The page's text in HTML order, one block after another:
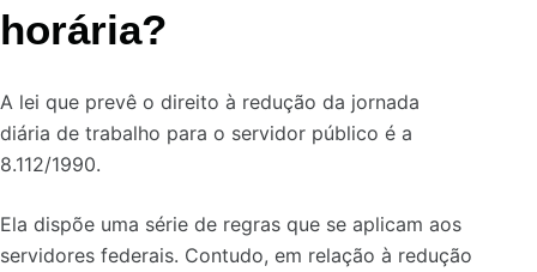
horária?
A lei que prevê o direito à redução da jornada
diária de trabalho para o servidor público é a
8.112/1990.
Ela dispõe uma série de regras que se aplicam aos
servidores federais. Contudo, em relação à redução